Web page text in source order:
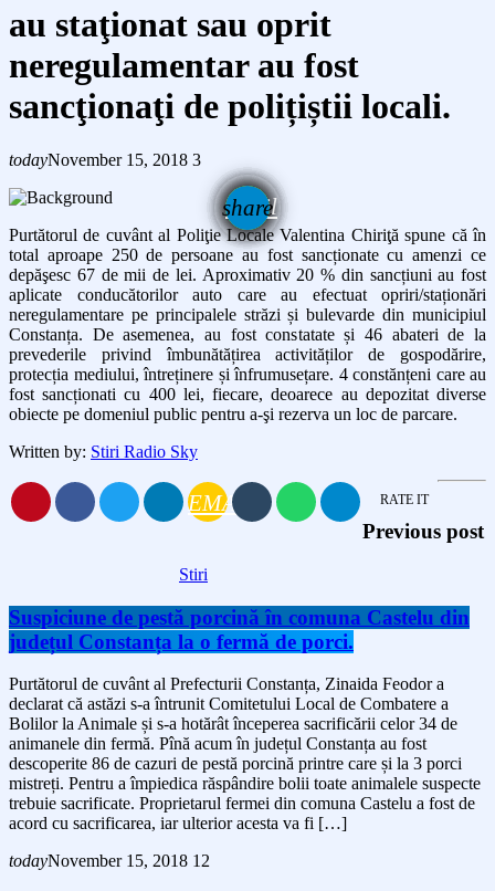
au staţionat sau oprit
neregulamentar au fost
sancţionaţi de polițiștii locali.
todayNovember 15, 2018 3
share
email
Purtătorul de cuvânt al Poliţie Locale Valentina Chiriţă spune că în
total aproape 250 de persoane au fost sancționate cu amenzi ce
depăşesc 67 de mii de lei. Aproximativ 20 % din sancțiuni au fost
aplicate conducătorilor auto care au efectuat opriri/staționări
neregulamentare pe principalele străzi și bulevarde din municipiul
Constanța. De asemenea, au fost constatate și 46 abateri de la
prevederile privind îmbunătățirea activităților de gospodărire,
protecția mediului, întreținere și înfrumusețare. 4 constănțeni care au
fost sancționati cu 400 lei, fiecare, deoarece au depozitat diverse
obiecte pe domeniul public pentru a-şi rezerva un loc de parcare.
Written by: Stiri Radio Sky
EMAIL RATE IT
Previous post
Stiri
Suspiciune de pestă porcină în comuna Castelu din
județul Constanța la o fermă de porci.
Purtătorul de cuvânt al Prefecturii Constanța, Zinaida Feodor a
declarat că astăzi s-a întrunit Comitetului Local de Combatere a
Bolilor la Animale și s-a hotărât începerea sacrificării celor 34 de
animanele din fermă. Pînă acum în județul Constanța au fost
descoperite 86 de cazuri de pestă porcină printre care și la 3 porci
mistreți. Pentru a împiedica răspândire bolii toate animalele suspecte
trebuie sacrificate. Proprietarul fermei din comuna Castelu a fost de
acord cu sacrificarea, iar ulterior acesta va fi […]
todayNovember 15, 2018 12